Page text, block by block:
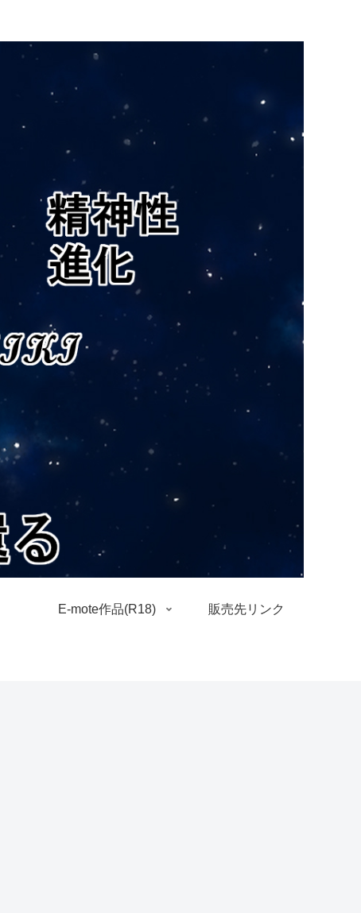
E-mote作品(R18) 販売先リンク